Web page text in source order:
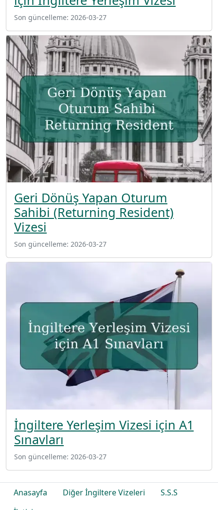
Son güncelleme: 2026-03-27
Geri Dönüş Yapan Oturum
Sahibi (Returning Resident)
Vizesi
Son güncelleme: 2026-03-27
İngiltere Yerleşim Vizesi için A1
Sınavları
Son güncelleme: 2026-03-27
Anasayfa Diğer İngiltere Vizeleri
S.S.S